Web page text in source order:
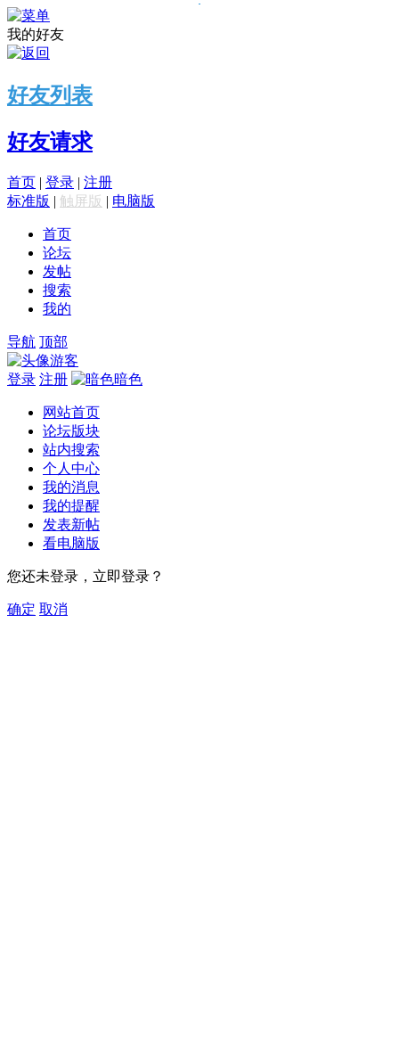
我的好友
好友列表
好友请求
首页 | 登录 | 注册
标准版 | 触屏版 | 电脑版
首页
论坛
发帖
搜索
我的
导航 顶部
游客
登录 注册 暗色
网站首页
论坛版块
站内搜索
个人中心
我的消息
我的提醒
发表新帖
看电脑版
您还未登录，立即登录？
确定 取消